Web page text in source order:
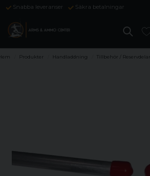
Snabba leveranser Säkra betalningar
Produkter Handladdning Tillbehör / Reservdelar